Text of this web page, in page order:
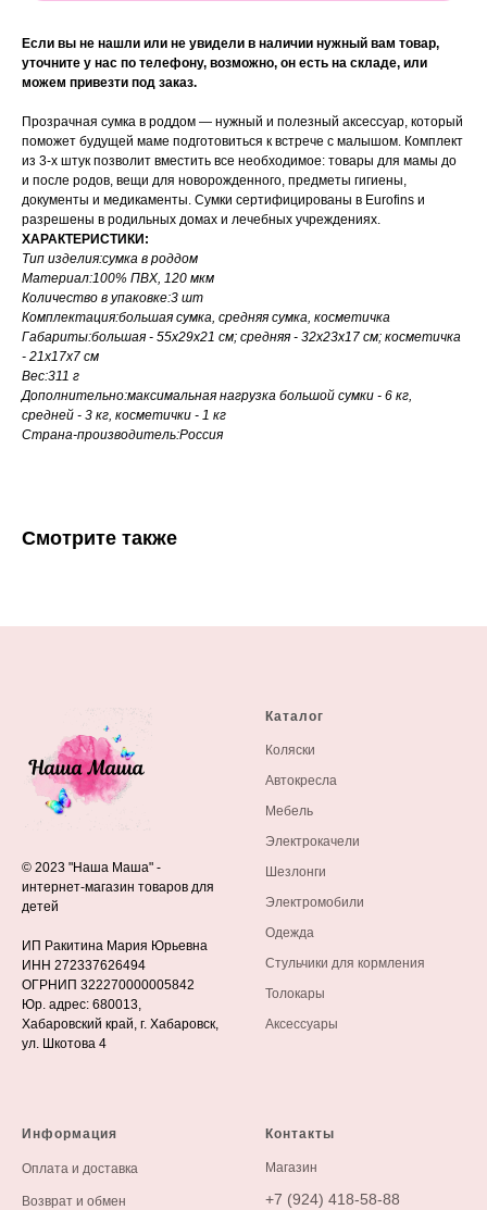
Если вы не нашли или не увидели в наличии нужный вам товар,
уточните у нас по телефону, возможно, он есть на складе, или
можем привезти под заказ.
Прозрачная сумка в роддом — нужный и полезный аксессуар, который
поможет будущей маме подготовиться к встрече с малышом. Комплект
из 3-х штук позволит вместить все необходимое: товары для мамы до
и после родов, вещи для новорожденного, предметы гигиены,
документы и медикаменты. Сумки сертифицированы в Eurofins и
разрешены в родильных домах и лечебных учреждениях.
ХАРАКТЕРИСТИКИ:
Тип изделия:сумка в роддом
Материал:100% ПВХ, 120 мкм
Количество в упаковке:3 шт
Комплектация:большая сумка, средняя сумка, косметичка
Габариты:большая - 55х29х21 см; средняя - 32х23х17 см; косметичка
- 21х17х7 см
Вес:311 г
Дополнительно:максимальная нагрузка большой сумки - 6 кг,
средней - 3 кг, косметички - 1 кг
Страна-производитель:Россия
Смотрите также
© 2023 "Наша Маша" -
интернет-магазин товаров для
детей
ИП Ракитина Мария Юрьевна
ИНН 272337626494
ОГРНИП 322270000005842
Юр. адрес: 680013,
Хабаровский край, г. Хабаровск,
ул. Шкотова 4
Каталог
Коляски
Автокресла
Мебель
Электрокачели
Шезлонги
Электромобили
Одежда
Стульчики для кормления
Толокары
Аксессуары
Информация
Оплата и доставка
Возврат и обмен
Контакты
Магазин
+7 (924) 418-58-88